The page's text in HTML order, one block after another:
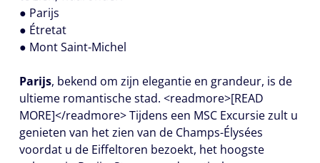
● Parijs
● Étretat
● Mont Saint-Michel
Parijs, bekend om zijn elegantie en grandeur, is de
ultieme romantische stad. <readmore>[READ
MORE]</readmore> Tijdens een MSC Excursie zult u
genieten van het zien van de Champs-Élysées
voordat u de Eiffeltoren bezoekt, het hoogste